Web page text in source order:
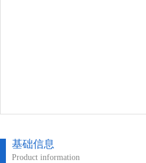
基础信息
Product information